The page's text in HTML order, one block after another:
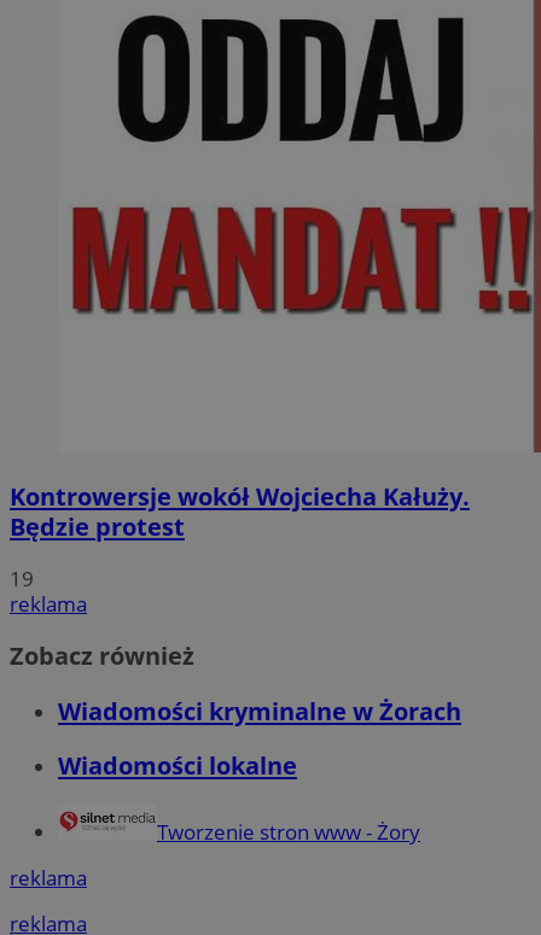
Kontrowersje wokół Wojciecha Kałuży.
Będzie protest
19
reklama
Zobacz również
Wiadomości kryminalne w Żorach
Wiadomości lokalne
Tworzenie stron www - Żory
reklama
reklama